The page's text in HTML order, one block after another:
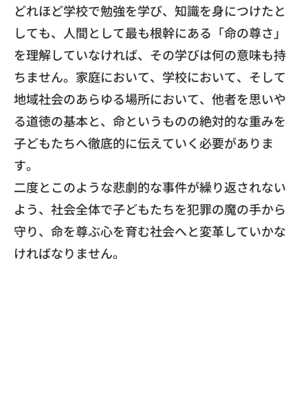
​どれほど学校で勉強を学び、知識を身につけたと
しても、 人間として最も根幹にある「命の尊さ」
を理解していなければ、 その学びは何の意味も持
ちません。家庭において、学校において、 そして
地域社会のあらゆる場所において、 他者を思いや
る道徳の基本と、 命というものの絶対的な重みを
子どもたちへ徹底的に伝えていく必要がありま
す。
​二度とこのような悲劇的な事件が繰り返されない
よう、 社会全体で子どもたちを犯罪の魔の手から
守り、 命を尊ぶ心を育む社会へと変革していかな
ければなりません。